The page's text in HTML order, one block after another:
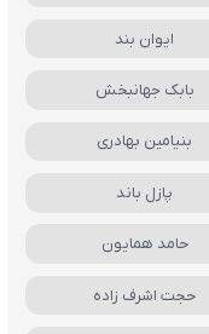
ایوان بند
بابک جهانبخش
بنیامین بهادری
پازل باند
حامد همایون
حجت اشرف زاده